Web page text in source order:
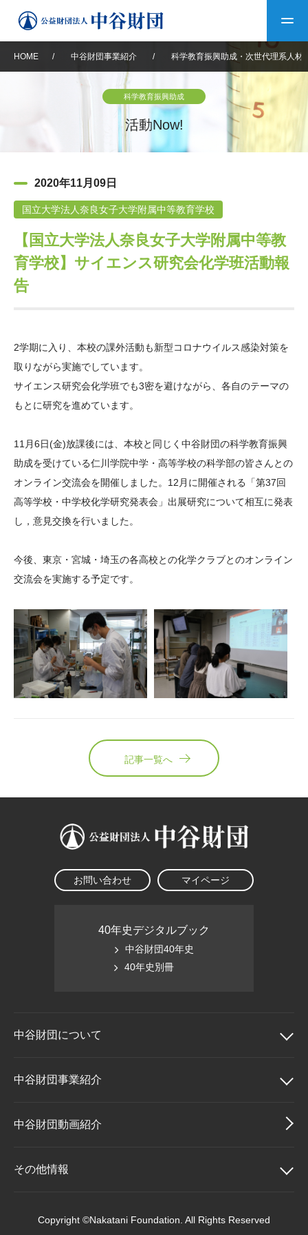
中谷財団について
設立趣意書 財団概要
沿革 40年史デジタルブック
中谷財団40年史
年報一覧
中谷財団事業紹介 中谷賞
神戸賞 長期大型研究助成
研究助成
ム
科学教育振興助成・
次世代理系人材育成プ
中谷財団動画紹介
その他情報
その他情報
アクセス よくあるご質問
サイトマップ 中谷財団アーカイブ
日本語 English マイページ
HOME / 中谷財団事業紹介 / 科学教育振興助成・次世代理系人材
科学教育振興助成
活動Now!
2020年11月09日
国立大学法人奈良女子大学附属中等教育学校
【国立大学法人奈良女子大学附属中等教
育学校】サイエンス研究会化学班活動報
告
2学期に入り、本校の課外活動も新型コロナウイルス感染対策を
取りながら実施でしています。
サイエンス研究会化学班でも3密を避けながら、各自のテーマの
もとに研究を進めています。
11月6日(金)放課後には、本校と同じく中谷財団の科学教育振興
助成を受けている仁川学院中学・高等学校の科学部の皆さんとの
オンライン交流会を開催しました。12月に開催される「第37回
高等学校・中学校化学研究発表会」出展研究について相互に発表
し，意見交換を行いました。
今後、東京・宮城・埼玉の各高校との化学クラブとのオンライン
交流会を実施する予定です。
記事一覧へ
お問い合わせ マイページ
40年史デジタルブック
中谷財団40年史
40年史別冊
中谷財団について
中谷財団について
理事長挨拶
設立趣意書
中谷財団事業紹介
中谷財団事業紹介
中谷賞
中谷財団動画紹介
その他情報
Copyright ©Nakatani Foundation. All Rights Reserved